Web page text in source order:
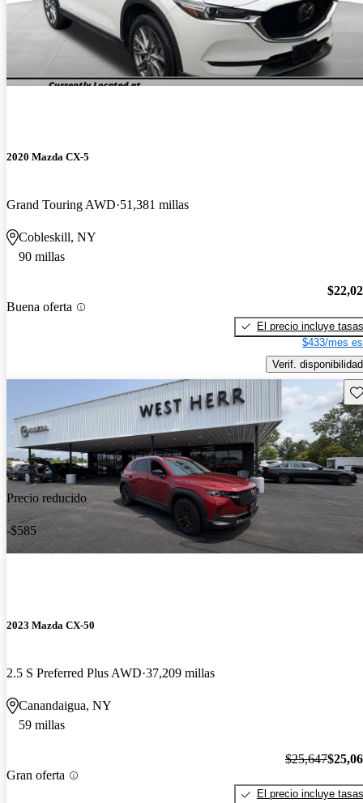
2020 Mazda CX-5
Grand Touring AWD 51,381 millas
Cobleskill, NY
90 millas
Buena oferta
El precio incluye tasas
$433/mes
Verif. disponibilidad
Precio reducido
-$585
2023 Mazda CX-50
2.5 S Preferred Plus AWD 37,209 millas
Canandaigua, NY
59 millas
Gran oferta
$25,647
El precio incluye tasas